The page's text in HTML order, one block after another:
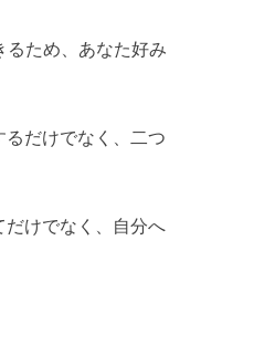
ため、あなた好み
だけでなく、二つ
けでなく、自分へ